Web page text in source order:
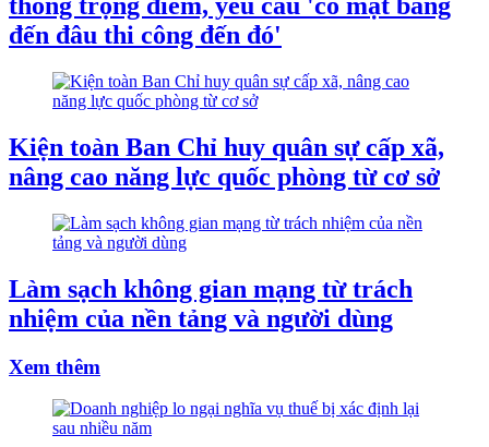
đến đâu thi công đến đó'
Kiện toàn Ban Chỉ huy quân sự cấp xã,
nâng cao năng lực quốc phòng từ cơ sở
Làm sạch không gian mạng từ trách
nhiệm của nền tảng và người dùng
Xem thêm